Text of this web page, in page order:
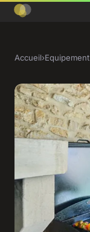
Accueil›Equipement